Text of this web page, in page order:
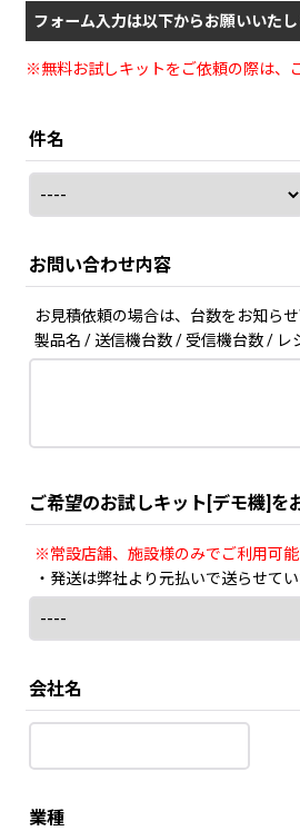
フォーム入力は以下からお願いいたし
※無料お試しキットをご依頼の際は、
件名
お問い合わせ内容
お見積依頼の場合は、台数をお知らせ
製品名 / 送信機台数 / 受信機台数 / レ
ご希望のお試しキット[デモ機]を
※常設店舗、施設様のみでご利用可
・発送は弊社より元払いで送らせて
会社名
業種